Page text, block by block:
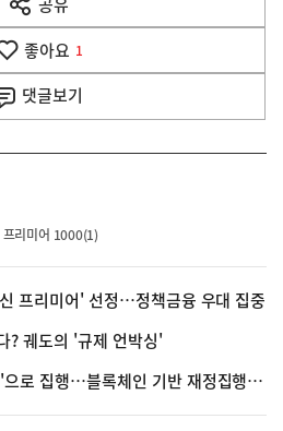
열
기
좋아요 1
댓글보기
리미어 1000(1)
프리미어' 선정…정책금융 우대 집중
? 궤도의 '규제 언박싱'
집행…블록체인 기반 재정집행 본격화